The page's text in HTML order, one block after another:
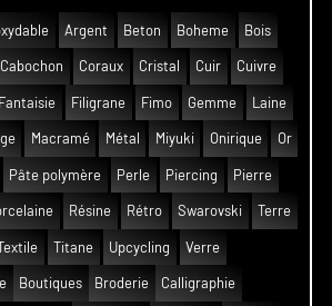
Argent Beton Boheme Bois
Cabochon Coraux Cristal Cuir Cuivre
Fantaisie Filigrane Fimo Gemme Laine
Macramé Métal Miyuki Onirique Or
Pâte polymère Perle Piercing Pierre
Résine Rétro Swarovski Terre
Titane Upcycling Verre
Boutiques Broderie Calligraphie